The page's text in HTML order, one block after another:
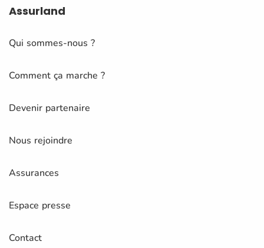
Assurland
Qui sommes-nous ?
Comment ça marche ?
Devenir partenaire
Nous rejoindre
Assurances
Espace presse
Contact